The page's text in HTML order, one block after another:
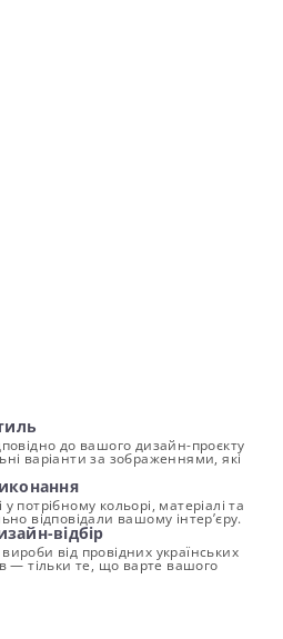
до вашого дизайн-проєкту
варіанти за зображеннями, які
потрібному кольорі, матеріалі та
відповідали вашому інтер’єру.
відбір
від провідних українських
— тільки те, що варте вашого